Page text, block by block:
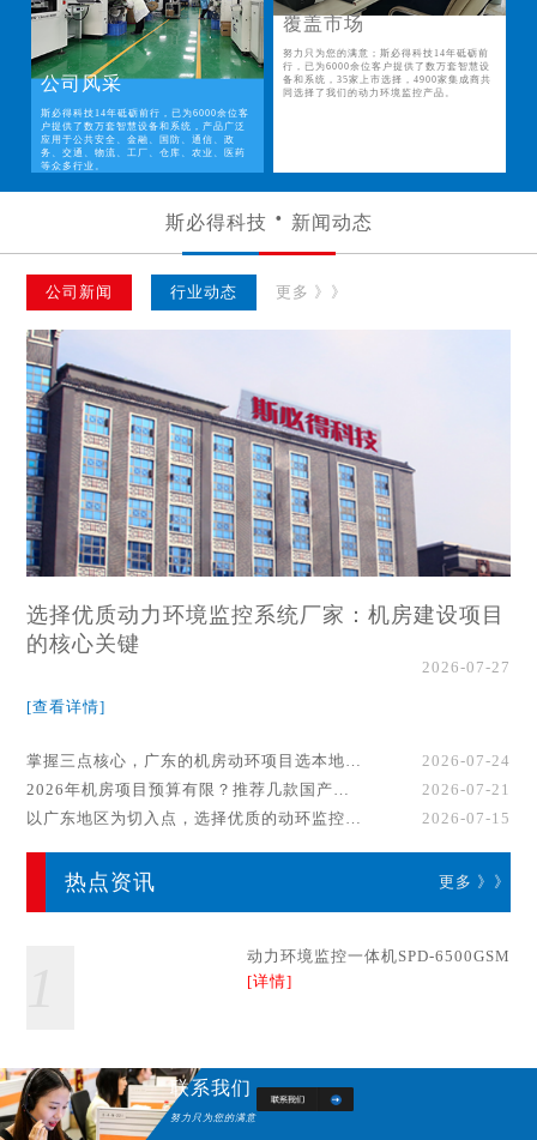
公司风采
斯必得科技14年砥砺前行，已为6000余位客
户提供了数万套智慧设备和系统，产品广泛
应用于公共安全、金融、国防、通信、政
务、交通、物流、工厂、仓库、农业、医药
等众多行业。
覆盖市场
努力只为您的满意；斯必得科技14年砥砺前
行，已为6000余位客户提供了数万套智慧设
备和系统，35家上市选择，4900家集成商共
同选择了我们的动力环境监控产品。
斯必得科技 新闻动态
公司新闻 行业动态 更多 》》
选择优质动力环境监控系统厂家：机房建设项目
的核心关键
2026-07-27
[查看详情]
掌握三点核心，广东的机房动环项目选本地厂家事半功倍！
2026-07-24
2026年机房项目预算有限？推荐几款国产动环监控系统品牌
2026-07-21
以广东地区为切入点，选择优质的动环监控系统厂家
2026-07-15
热点资讯 更多 》》
动力环境监控一体机SPD-6500GSM
[详情]
联系我们
努力只为您的满意